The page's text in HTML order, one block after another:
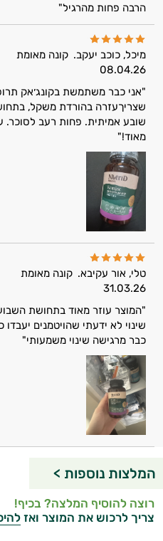
הרבה פחות מהרגיל"
מיכל, כוכב יעקב. קונה מאומת
08.04.26
"אני כבר משתמשת בקונג׳אק
שצריךעזרה בהורדת משקל,
שובע אמיתית. פחות רעב לסוכר.
מאוד!"
טלי, אור עקיבא. קונה מאומת
31.03.26
"המוצר עוזר מאוד בתחושת
שינוי לא ידעתי שהויטמנים
כבר מרגישה שינוי משמעותי"
המלצות נוספות >
רוצה להוסיף המלצה? בכיף!
צריך לרכוש את המוצר ואז
אני יועץ הבריאות האישי AI של טבע בריא.
ותזונת הספורט.
אני כאן כדי לעזור לך
התזונה ומוצרי הבריאות
ולמצב הגופני שלך,
עובדים יחד כדי למקסם
יום וגם בתחום הכושר
המטרה שלי היא
זה הזמן להתחיל. איך